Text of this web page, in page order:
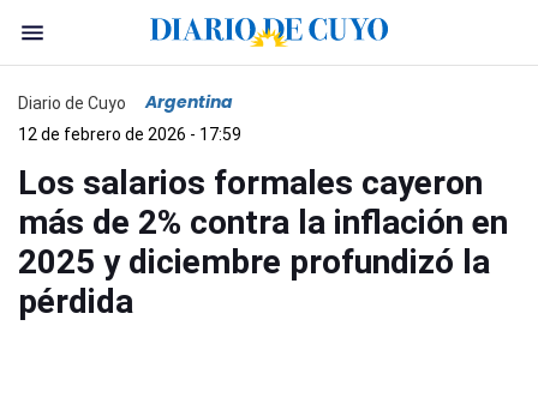
Diario de Cuyo Argentina
12 de febrero de 2026 - 17:59
Los salarios formales cayeron
más de 2% contra la inflación en
2025 y diciembre profundizó la
pérdida